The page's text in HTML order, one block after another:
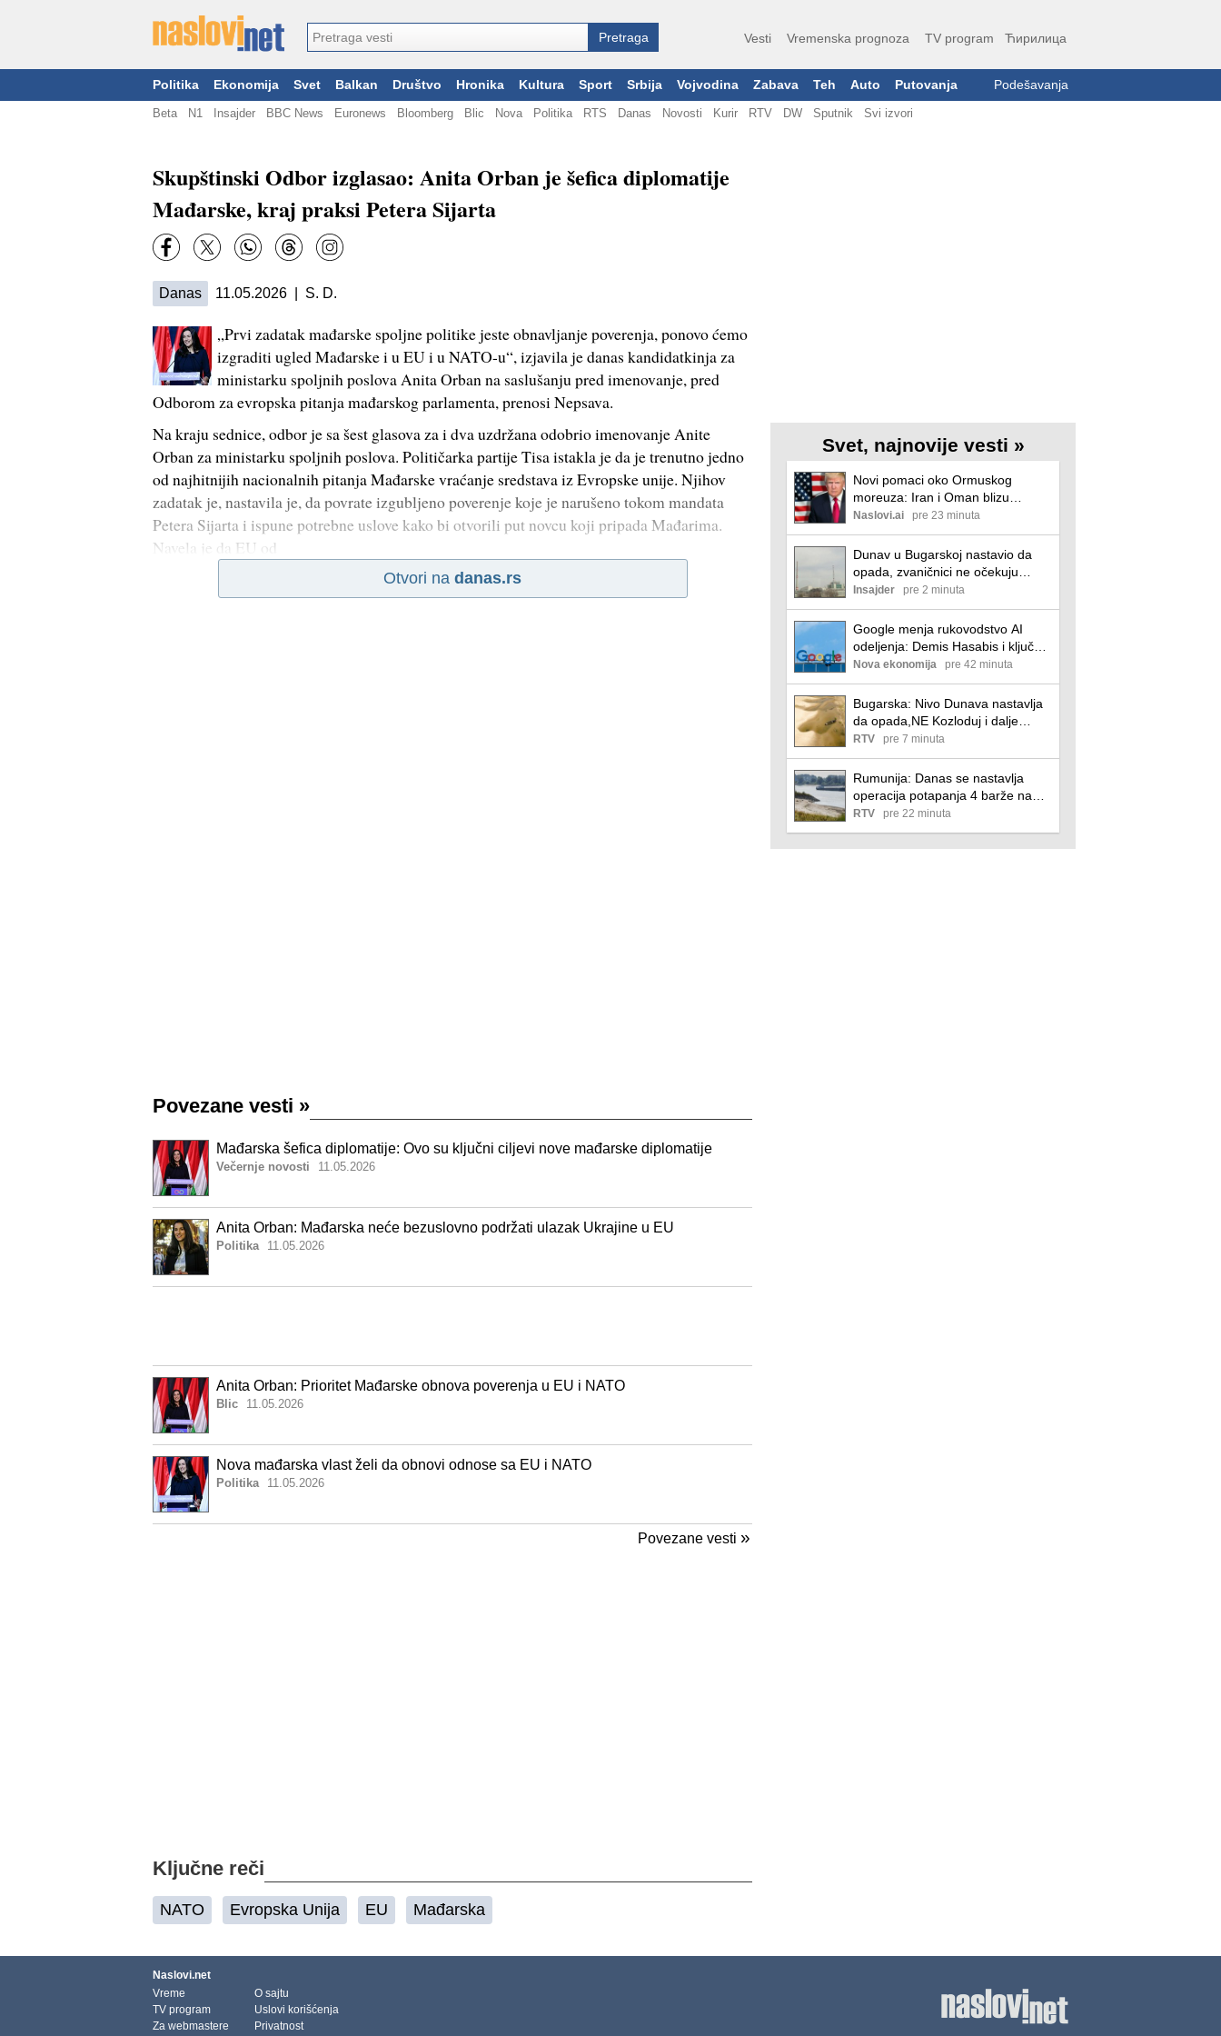
Vesti Vremenska prognoza TV program Ћирилица
Politika Ekonomija Svet Balkan Društvo Hronika Kultura Sport Srbija Vojvodina Zabava Teh Auto Putovanja Podešavanja
Beta N1 Insajder BBC News Euronews Bloomberg Blic Nova Politika RTS Danas Novosti Kurir RTV DW Sputnik Svi izvori
Skupštinski Odbor izglasao: Anita Orban je šefica diplomatije
Mađarske, kraj praksi Petera Sijarta
Danas 11.05.2026 | S. D.
„Prvi zadatak mađarske spoljne politike jeste obnavljanje poverenja, ponovo ćemo
izgraditi ugled Mađarske i u EU i u NATO-u“, izjavila je danas kandidatkinja za
ministarku spoljnih poslova Anita Orban na saslušanju pred imenovanje, pred
Odborom za evropska pitanja mađarskog parlamenta, prenosi Nepsava.
Na kraju sednice, odbor je sa šest glasova za i dva uzdržana odobrio imenovanje Anite
Orban za ministarku spoljnih poslova. Političarka partije Tisa istakla je da je trenutno jedno
od najhitnijih nacionalnih pitanja Mađarske vraćanje sredstava iz Evropske unije. Njihov
zadatak je, nastavila je, da povrate izgubljeno poverenje koje je narušeno tokom mandata
Petera Sijarta i ispune potrebne uslove kako bi otvorili put novcu koji pripada Mađarima.
Navela je da EU od
Otvori na danas.rs
Povezane vesti »
Mađarska šefica diplomatije: Ovo su ključni ciljevi nove mađarske diplomatije
Večernje novosti 11.05.2026
Anita Orban: Mađarska neće bezuslovno podržati ulazak Ukrajine u EU
Politika 11.05.2026
Anita Orban: Prioritet Mađarske obnova poverenja u EU i NATO
Blic 11.05.2026
Nova mađarska vlast želi da obnovi odnose sa EU i NATO
Politika 11.05.2026
Povezane vesti »
Ključne reči
NATO Evropska Unija EU Mađarska
Svet, najnovije vesti »
Novi pomaci oko Ormuskog
moreuza: Iran i Oman blizu
privremenog sporazuma
Naslovi.ai pre 23 minuta
Dunav u Bugarskoj nastavio da
opada, zvaničnici ne očekuju
probleme za elektroenergetski
sistem
Insajder pre 2 minuta
Google menja rukovodstvo AI
odeljenja: Demis Hasabis i ključni
inženjeri napuštaju dosadašnje
uloge
Nova ekonomija pre 42 minuta
Bugarska: Nivo Dunava nastavlja
da opada,NE Kozloduj i dalje
nesmetano radi
RTV pre 7 minuta
Rumunija: Danas se nastavlja
operacija potapanja 4 barže na
Dunavu
RTV pre 22 minuta
Naslovi.net
Vreme
TV program
Za webmastere
O sajtu
Uslovi korišćenja
Privatnost